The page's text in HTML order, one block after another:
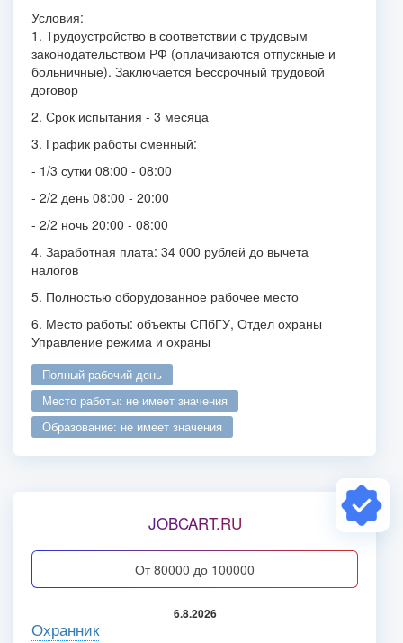
Условия:
1. Трудоустройство в соответствии с трудовым
законодательством РФ (оплачиваются отпускные и
больничные). Заключается Бессрочный трудовой
договор
2. Срок испытания - 3 месяца
3. График работы сменный:
- 1/3 сутки 08:00 - 08:00
- 2/2 день 08:00 - 20:00
- 2/2 ночь 20:00 - 08:00
4. Заработная плата: 34 000 рублей до вычета
налогов
5. Полностью оборудованное рабочее место
6. Место работы: объекты СПбГУ, Отдел охраны
Управление режима и охраны
полный рабочий день
место работы: не имеет значения
образование: не имеет значения
JOBCART.RU
от 80000 до 100000
6.8.2026
Охранник